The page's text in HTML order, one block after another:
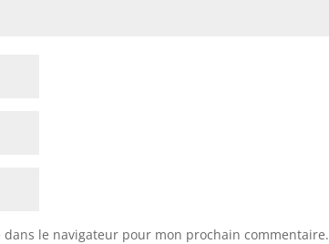
le navigateur pour mon prochain commentaire.